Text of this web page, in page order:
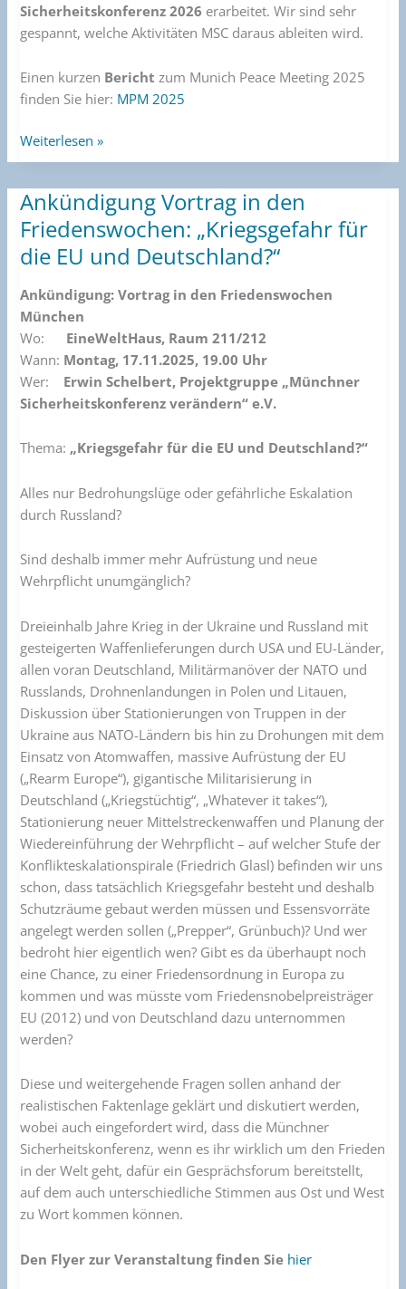
Sicherheitskonferenz 2026 erarbeitet. Wir sind sehr
gespannt, welche Aktivitäten MSC daraus ableiten wird.
Einen kurzen Bericht zum Munich Peace Meeting 2025
finden Sie hier: MPM 2025
Weiterlesen »
Ankündigung Vortrag in den
Friedenswochen: „Kriegsgefahr für
die EU und Deutschland?“
Ankündigung: Vortrag in den Friedenswochen
München
Wo: EineWeltHaus, Raum 211/212
Wann: Montag, 17.11.2025, 19.00 Uhr
Wer: Erwin Schelbert, Projektgruppe „Münchner
Sicherheitskonferenz verändern“ e.V.
Thema: „Kriegsgefahr für die EU und Deutschland?“
Alles nur Bedrohungslüge oder gefährliche Eskalation
durch Russland?
Sind deshalb immer mehr Aufrüstung und neue
Wehrpflicht unumgänglich?
Dreieinhalb Jahre Krieg in der Ukraine und Russland mit
gesteigerten Waffenlieferungen durch USA und EU-Länder,
allen voran Deutschland, Militärmanöver der NATO und
Russlands, Drohnenlandungen in Polen und Litauen,
Diskussion über Stationierungen von Truppen in der
Ukraine aus NATO-Ländern bis hin zu Drohungen mit dem
Einsatz von Atomwaffen, massive Aufrüstung der EU
(„Rearm Europe“), gigantische Militarisierung in
Deutschland („Kriegstüchtig“, „Whatever it takes“),
Stationierung neuer Mittelstreckenwaffen und Planung der
Wiedereinführung der Wehrpflicht – auf welcher Stufe der
Konflikteskalationspirale (Friedrich Glasl) befinden wir uns
schon, dass tatsächlich Kriegsgefahr besteht und deshalb
Schutzräume gebaut werden müssen und Essensvorräte
angelegt werden sollen („Prepper“, Grünbuch)? Und wer
bedroht hier eigentlich wen? Gibt es da überhaupt noch
eine Chance, zu einer Friedensordnung in Europa zu
kommen und was müsste vom Friedensnobelpreisträger
EU (2012) und von Deutschland dazu unternommen
werden?
Diese und weitergehende Fragen sollen anhand der
realistischen Faktenlage geklärt und diskutiert werden,
wobei auch eingefordert wird, dass die Münchner
Sicherheitskonferenz, wenn es ihr wirklich um den Frieden
in der Welt geht, dafür ein Gesprächsforum bereitstellt,
auf dem auch unterschiedliche Stimmen aus Ost und West
zu Wort kommen können.
Den Flyer zur Veranstaltung finden Sie hier
Ankündigung
Vortrag
in
den
Friedenswochen:
„Kriegsgefahr
für
die
EU
und